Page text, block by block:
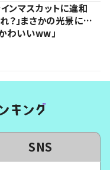
ンマスカットに違和
？」まさかの光景に…
かわいいww」
SNS